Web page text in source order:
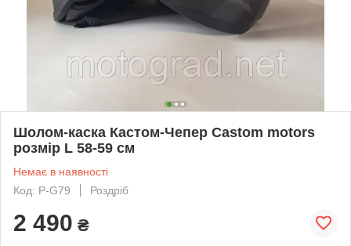
Шолом-каска Кастом-Чепер Castom motors
розмір L 58-59 см
Немає в наявності
Код: P-G79
Роздріб
2 490 ₴